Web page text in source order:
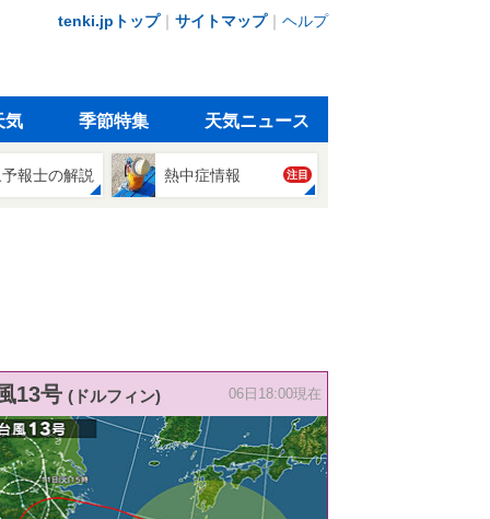
tenki.jpトップ｜ サイトマップ｜ ヘルプ
気 季節特集 天気ニュース
報士の解説 熱中症情報 注目
13号 (ドルフィン) 06日18:00現在